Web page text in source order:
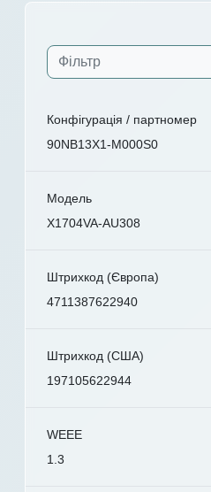
Конфігурація / партномер
90NB13X1-M000S0
Модель
X1704VA-AU308
Штрихкод (Європа)
4711387622940
Штрихкод (США)
197105622944
WEEE
1.3